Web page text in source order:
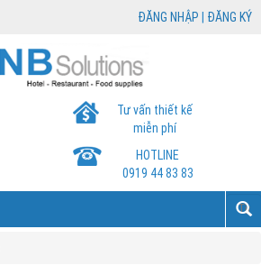
ĐĂNG NHẬP | ĐĂNG KÝ
Tư vấn thiết kế
miễn phí
HOTLINE
0919 44 83 83